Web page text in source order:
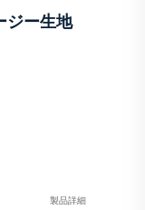
ジー生地
製品詳細